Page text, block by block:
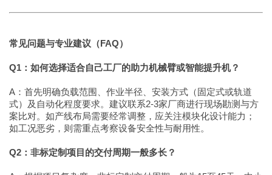
常见问题与专业建议（FAQ）
Q1：如何选择适合自己工厂的助力机械臂或智能提升机？
A：首先明确负载范围、作业半径、安装方式（固定式或轨道
式）及自动化程度要求。建议联系2-3家厂商进行现场勘测与方
案比对。如产线布局需要经常调整，应关注模块化设计能力；
如工况恶劣，则需重点考察设备安全性与耐用性。
Q2：非标定制项目的交付周期一般多长？